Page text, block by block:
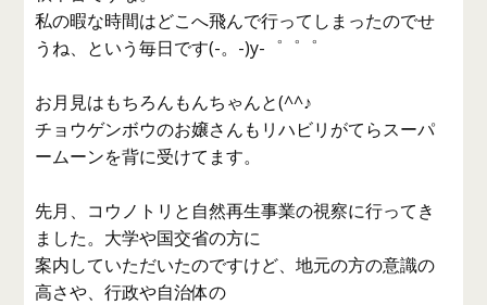
私の暇な時間はどこへ飛んで行ってしまったのでせ
うね、という毎日です(-。-)y-゜゜゜
お月見はもちろんもんちゃんと(^^♪
チョウゲンボウのお嬢さんもリハビリがてらスーパ
ームーンを背に受けてます。
先月、コウノトリと自然再生事業の視察に行ってき
ました。大学や国交省の方に
案内していただいたのですけど、地元の方の意識の
高さや、行政や自治体の